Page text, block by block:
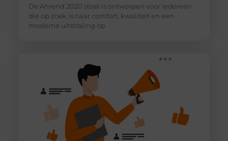
De Ahrend 2020 stoel is ontworpen voor iedereen
die op zoek is naar comfort, kwaliteit en een
moderne uitstraling op